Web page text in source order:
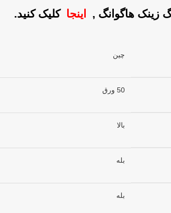
زینک هاگوانگ , اینجا کلیک کنید.
چین
50 ورق
بالا
بله
بله